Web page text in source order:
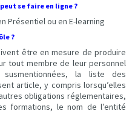
se faire en ligne ?
Présentiel ou en E-learning
?
être en mesure de produire
tout membre de leur personnel
la liste des
article, y compris lorsqu’elles
obligations réglementaires,
formations, le nom de l’entité